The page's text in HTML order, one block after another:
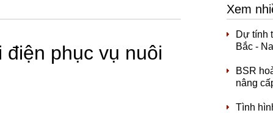
phục vụ nuôi
Xem
Dự tính
Bắc -
BSR
nâng
Tình